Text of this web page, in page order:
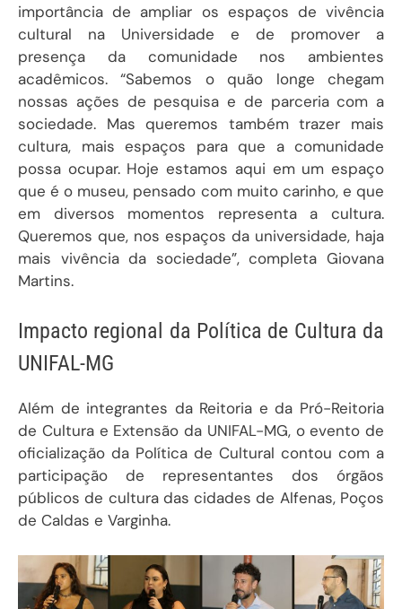
importância de ampliar os espaços de vivência
cultural na Universidade e de promover a
presença da comunidade nos ambientes
acadêmicos. “Sabemos o quão longe chegam
nossas ações de pesquisa e de parceria com a
sociedade. Mas queremos também trazer mais
cultura, mais espaços para que a comunidade
possa ocupar. Hoje estamos aqui em um espaço
que é o museu, pensado com muito carinho, e que
em diversos momentos representa a cultura.
Queremos que, nos espaços da universidade, haja
mais vivência da sociedade”, completa Giovana
Martins.
Impacto regional da Política de Cultura da
UNIFAL-MG
Além de integrantes da Reitoria e da Pró-Reitoria
de Cultura e Extensão da UNIFAL-MG, o evento de
oficialização da Política de Cultural contou com a
participação de representantes dos órgãos
públicos de cultura das cidades de Alfenas, Poços
de Caldas e Varginha.